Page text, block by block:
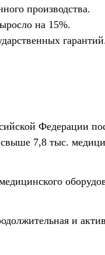
производства.
на 15%.
Федерации
7,8 тыс.
и